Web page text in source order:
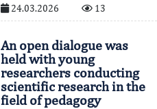
24.03.2026 13
An open dialogue was
held with young
researchers conducting
scientific research in the
field of pedagogy